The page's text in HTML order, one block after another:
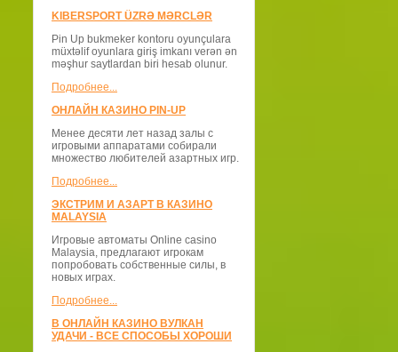
KIBERSPORT ÜZRƏ MƏRCLƏR
Pin Up bukmeker kontoru oyunçulara
müxtəlif oyunlara giriş imkanı verən ən
məşhur saytlardan biri hesab olunur.
Подробнее...
ОНЛАЙН КАЗИНО PIN-UP
Менее десяти лет назад залы с
игровыми аппаратами собирали
множество любителей азартных игр.
Подробнее...
ЭКСТРИМ И АЗАРТ В КАЗИНО
MALAYSIA
Игровые автоматы Online casino
Malaysia, предлагают игрокам
попробовать собственные силы, в
новых играх.
Подробнее...
В ОНЛАЙН КАЗИНО ВУЛКАН
УДАЧИ - ВСЕ СПОСОБЫ ХОРОШИ